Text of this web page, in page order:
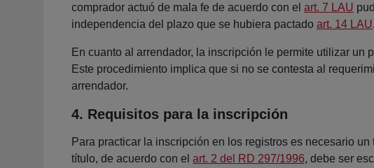
comprador actuó de mala fe de acuerdo con el art. 7 LAU
independencia del plazo que se hubiera pactado art. 14 LAU.
En cuanto al arrendador, la inscripción le permite utilizar
Este procedimiento implica que si no se contesta al
arrendador.
4. Requisitos para la inscripción
Para practicar la inscripción en los registros es necesario
título, de acuerdo con el art. 2 del RD 297/1996, debe ser